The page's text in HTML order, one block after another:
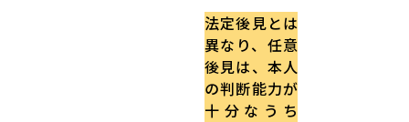
法定後見とは
異なり、任意
後見は、本人
の判断能力が
十分なうち